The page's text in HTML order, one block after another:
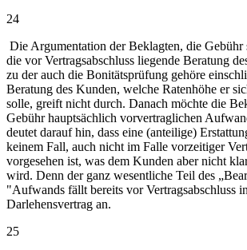
24
Die Argumentation der Beklagten, die Gebühr
die vor Vertragsabschluss liegende Beratung
zu der auch die Bonitätsprüfung gehöre
Beratung des Kunden, welche Ratenhöhe er
solle, greift nicht durch. Danach möchte die
Gebühr hauptsächlich vorvertraglichen
deutet darauf hin, dass eine (anteilige)
keinem Fall, auch nicht im Falle vorzeitiger
vorgesehen ist, was dem Kunden aber nicht
wird. Denn der ganz wesentliche Teil des
"Aufwands fällt bereits vor Vertragsabschluss
Darlehensvertrag an.
25